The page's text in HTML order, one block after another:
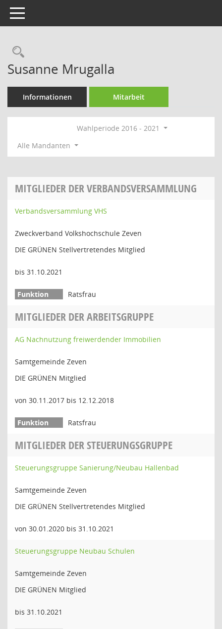
Toggle navigation
Rechercheauswahl
Susanne Mrugalla
Informationen Mitarbeit
Wahlperiode 2016 - 2021
Alle Mandanten
MITGLIEDER DER VERBANDSVERSAMMLUNG
Verbandsversammlung VHS
Zweckverband Volkshochschule Zeven
DIE GRÜNEN Stellvertretendes Mitglied
bis 31.10.2021
Ratsfrau
MITGLIEDER DER ARBEITSGRUPPE
AG Nachnutzung freiwerdender Immobilien
Samtgemeinde Zeven
DIE GRÜNEN Mitglied
von 30.11.2017 bis 12.12.2018
Ratsfrau
MITGLIEDER DER STEUERUNGSGRUPPE
Steuerungsgruppe Sanierung/Neubau Hallenbad
Samtgemeinde Zeven
DIE GRÜNEN Stellvertretendes Mitglied
von 30.01.2020 bis 31.10.2021
Steuerungsgruppe Neubau Schulen
Samtgemeinde Zeven
DIE GRÜNEN Mitglied
bis 31.10.2021